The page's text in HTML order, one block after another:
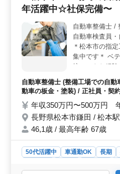
補修、トラブルシューティン
仕事です。 ＜充実の待遇
通勤手当は全額支給されてい
利厚生も充実しています。週5
で、働きやすさを追求してお
も完備。地域に根付いた企業
年活躍中☆社保完備〜
自動車整備士 / 整備工場での自動車整備士・
自動車検査員
＊松本市の指
集中です＊ ベ
培ってきた経験
納車整備、車
け・補修 ・ト
備業務全般 ＊
交通費支給 ・
可 皆様のご応
自動車整備士 (整備工場での自
動車の板金・塗装) / 正社員・契
年収350万円〜500万円
長野県松本市鎌田 / 松本駅
46,1歳 / 最高年齢 67歳
50代活躍中 車通勤OK 長期